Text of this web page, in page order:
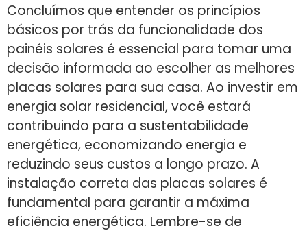
Concluímos que entender os princípios
básicos por trás da funcionalidade dos
painéis solares é essencial para tomar uma
decisão informada ao escolher as melhores
placas solares para sua casa. Ao investir em
energia solar residencial, você estará
contribuindo para a sustentabilidade
energética, economizando energia e
reduzindo seus custos a longo prazo. A
instalação correta das placas solares é
fundamental para garantir a máxima
eficiência energética. Lembre-se de